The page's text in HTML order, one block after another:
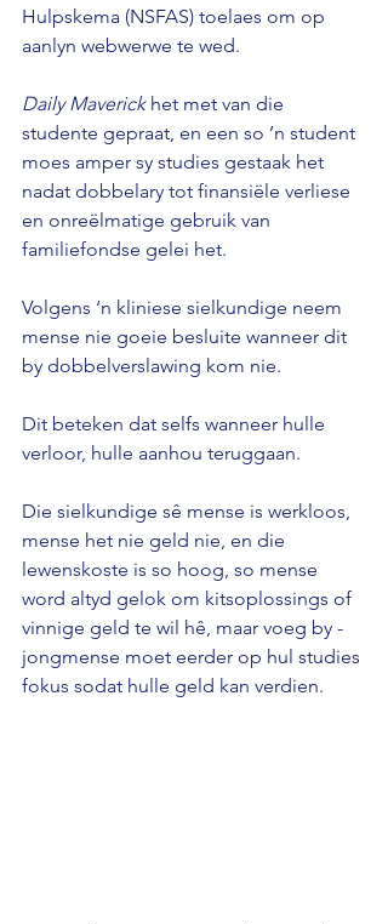
Hulpskema (NSFAS) toelaes om op
aanlyn webwerwe te wed.
Daily Maverick het met van die
studente gepraat, en een so ’n student
moes amper sy studies gestaak het
nadat dobbelary tot finansiële verliese
en onreëlmatige gebruik van
familiefondse gelei het.
Volgens ‘n kliniese sielkundige neem
mense nie goeie besluite wanneer dit
by dobbelverslawing kom nie.
Dit beteken dat selfs wanneer hulle
verloor, hulle aanhou teruggaan.
Die sielkundige sê mense is werkloos,
mense het nie geld nie, en die
lewenskoste is so hoog, so mense
word altyd gelok om kitsoplossings of
vinnige geld te wil hê, maar voeg by -
jongmense moet eerder op hul studies
fokus sodat hulle geld kan verdien.